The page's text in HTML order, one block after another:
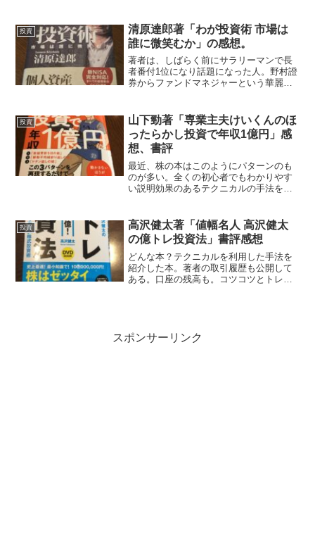
記形式でまとめてある。かなりの量があ
り、勝ちトレードだけで...
投資
清原達郎著「わが投資術 市場は
誰に微笑むか」の感想。
著者は、しばらく前にサラリーマンで長
者番付1位になり話題になった人。野村證
券からファンドマネジャーという華麗な
たという本書はかなり中身が濃い。野村
證券時代の経験、ファン...
投資
山下勁著「専業主夫けいくんのほ
ったらかし投資で年収1億円」感
想、書評
最近、株の本はこのようにパターンのも
のが多い。全くの初心者でもわかりやす
い説明効果のあるテクニカルの手法をい
めるので、初心者にもよいと思う。高値
安値更新、移動平均線など...
投資
高沢健太著「値幅名人 高沢健太
の億トレ投資法」書評感想
どんな本？テクニカルを利用した手法を
紹介した本。著者の取引履歴も公開して
ある。口座の残高も。コツコツとトレー
スポンサーリンク